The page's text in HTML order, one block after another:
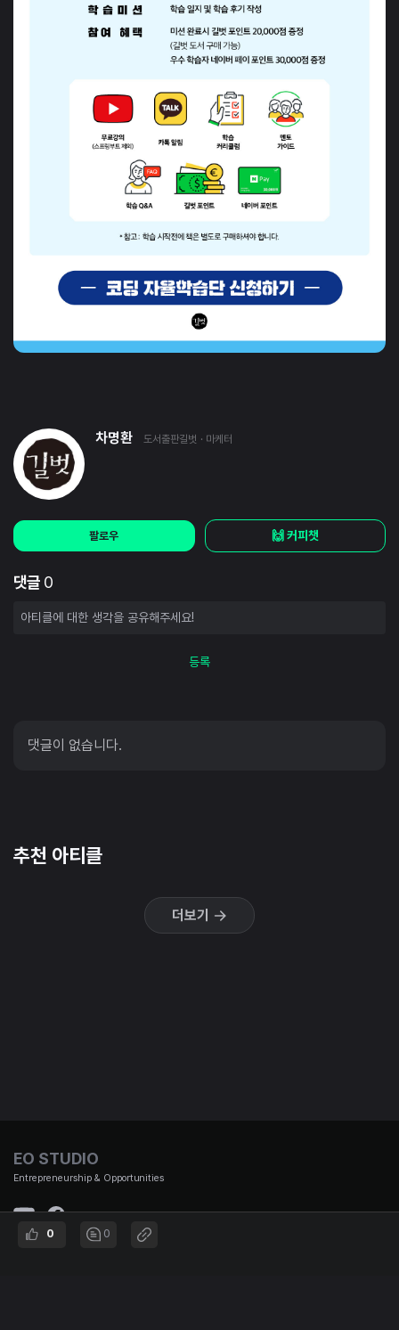
차명환 도서출판길벗 · 마케터
팔로우 🙌 커피챗
댓글 0
등록
댓글이 없습니다.
추천 아티클
더보기
0 0
EO STUDIO
Entrepreneurship & Opportunities